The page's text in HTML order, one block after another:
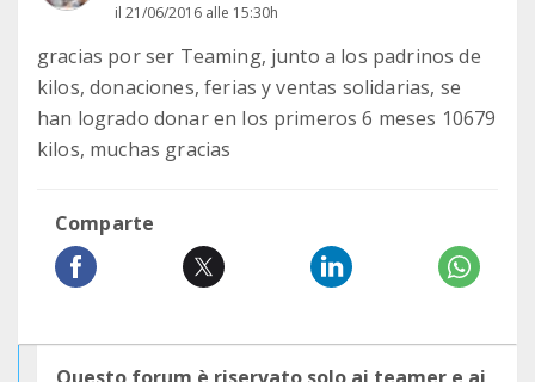
il 21/06/2016 alle 15:30h
gracias por ser Teaming, junto a los padrinos de
kilos, donaciones, ferias y ventas solidarias, se
han logrado donar en los primeros 6 meses 10679
kilos, muchas gracias
Comparte